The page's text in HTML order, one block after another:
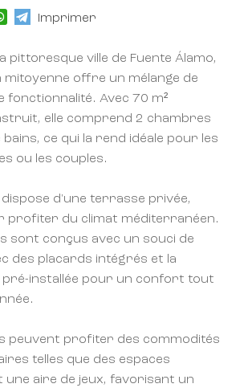
Imprimer
pittoresque ville de Fuente Álamo,
mitoyenne offre un mélange de
Avec 70 m²
elle comprend 2 chambres
bains, ce qui la rend idéale pour les
ou les couples.
d'une terrasse privée,
profiter du climat méditerranéen.
sont conçus avec un souci de
des placards intégrés et la
pré-installée pour un confort tout
peuvent profiter des commodités
telles que des espaces
une aire de jeux, favorisant un